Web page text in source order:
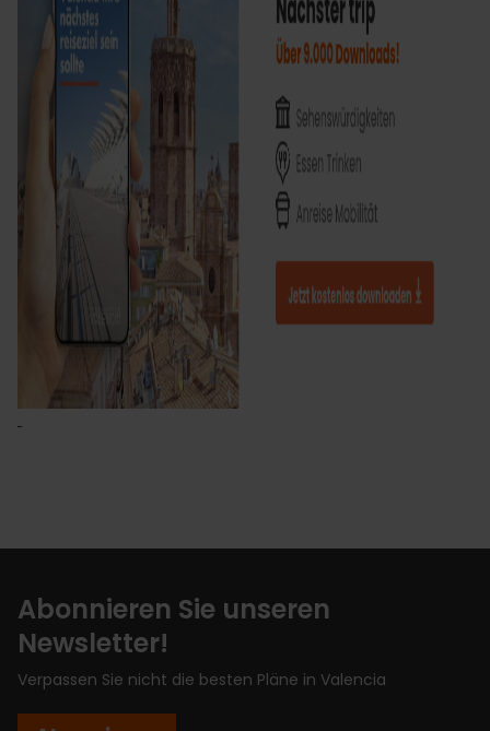
Abonnieren Sie unseren
Newsletter!
Verpassen Sie nicht die besten Pläne in Valencia